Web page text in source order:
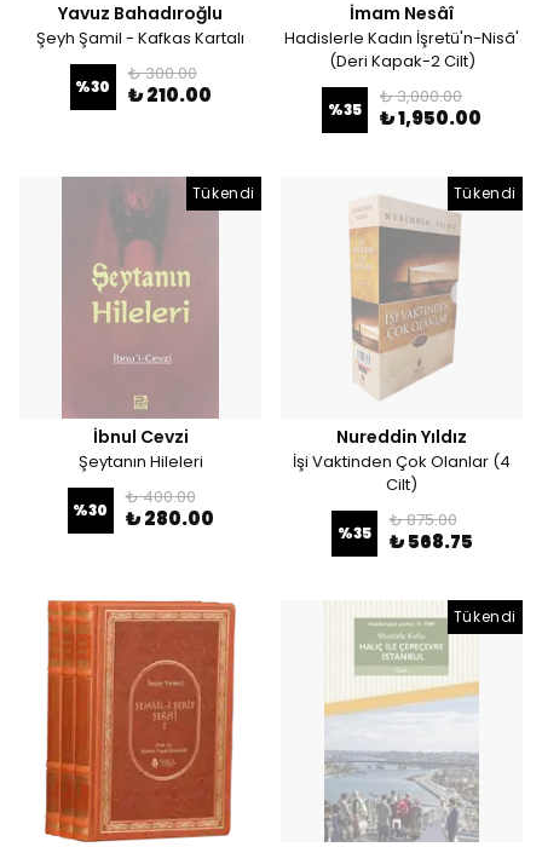
Yavuz Bahadıroğlu
Şeyh Şamil - Kafkas Kartalı
%30
₺ 300.00
₺ 210.00
İmam Nesâî
Hadislerle Kadın İşretü'n-Nisâ'
(Deri Kapak-2 Cilt)
%35
₺ 3,000.00
₺ 1,950.00
Tükendi
İbnul Cevzi
Şeytanın Hileleri
%30
₺ 400.00
₺ 280.00
Tükendi
Nureddin Yıldız
İşi Vaktinden Çok Olanlar (4
Cilt)
%35
₺ 875.00
₺ 568.75
Tükendi